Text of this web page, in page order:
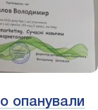
опанували